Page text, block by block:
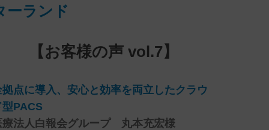
ーランド
【お客様の声 vol.7】
拠点に導入、安心と効率を両立したクラウ
型PACS
療法人白報会グループ 丸本充宏様